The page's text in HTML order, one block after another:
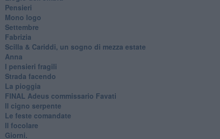
Pensieri
Mono logo
Settembre
Fabrizia
​Scilla & Cariddi, un sogno di mezza estate
Anna
I pensieri fragili
Strada facendo
La pioggia
FINAL Adeus commissario Favati
Il cigno serpente
Le feste comandate
Il focolare
Giorni.